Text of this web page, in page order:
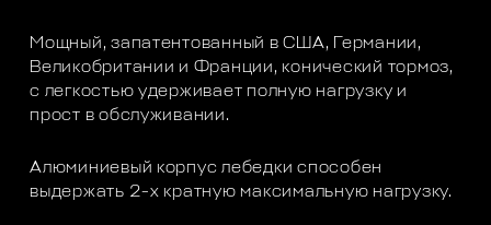
Мощный, запатентованный в США, Германии,
Великобритании и Франции, конический тормоз,
с легкостью удерживает полную нагрузку и
прост в обслуживании.
Алюминиевый корпус лебедки способен
выдержать 2-х кратную максимальную нагрузку.